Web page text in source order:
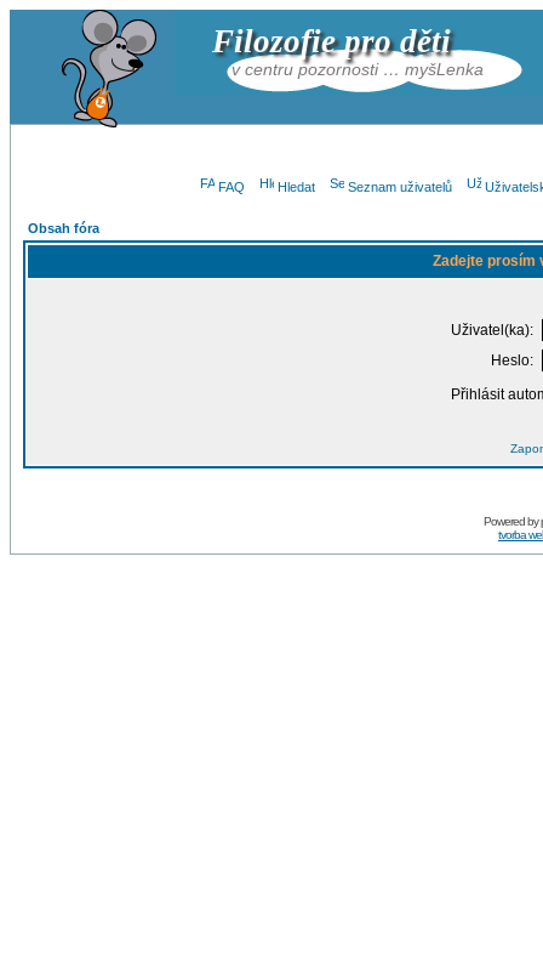
Filozofie pro děti
v centru pozornosti … myšLenka
FAQ Hledat Seznam uživatelů
Obsah fóra
Zadejte prosím
Uživatel(ka):
Heslo:
Přihlásit
Powered by
tvorba